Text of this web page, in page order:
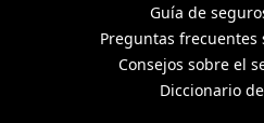
Guía de
Preguntas frecuentes
Consejos sobre el
Diccionario